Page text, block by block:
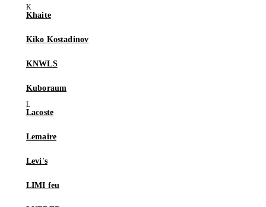
Khaite
Kiko Kostadinov
KNWLS
Kuboraum
Lacoste
Lemaire
Levi's
LIMI feu